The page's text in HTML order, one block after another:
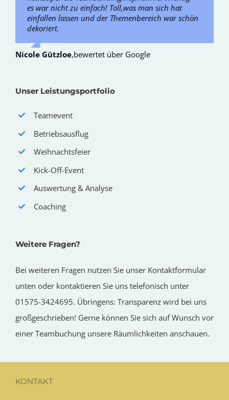
es war nicht zu einfach! Toll,was man sich hat
einfallen lassen und der Themenbereich war schön
dekoriert.
Nicole Gützloe,bewertet über Google
Michael Seidel, bewertet über Facebook
gemacht!
Bettina Rostowski
Reinhard Zimmer,bewertet über Google
Unser Leistungsportfolio
Teamevent
Betriebsausflug
Weihnachtsfeier
Kick-Off-Event
Auswertung & Analyse
Coaching
Weitere Fragen?
Bei weiteren Fragen nutzen Sie unser Kontaktformular
unten oder kontaktieren Sie uns telefonisch unter
01575-3424695. Übringens: Transparenz wird bei uns
großgeschrieben! Gerne können Sie sich auf Wunsch vor
einer Teambuchung unsere Räumlichkeiten anschauen.
KONTAKT